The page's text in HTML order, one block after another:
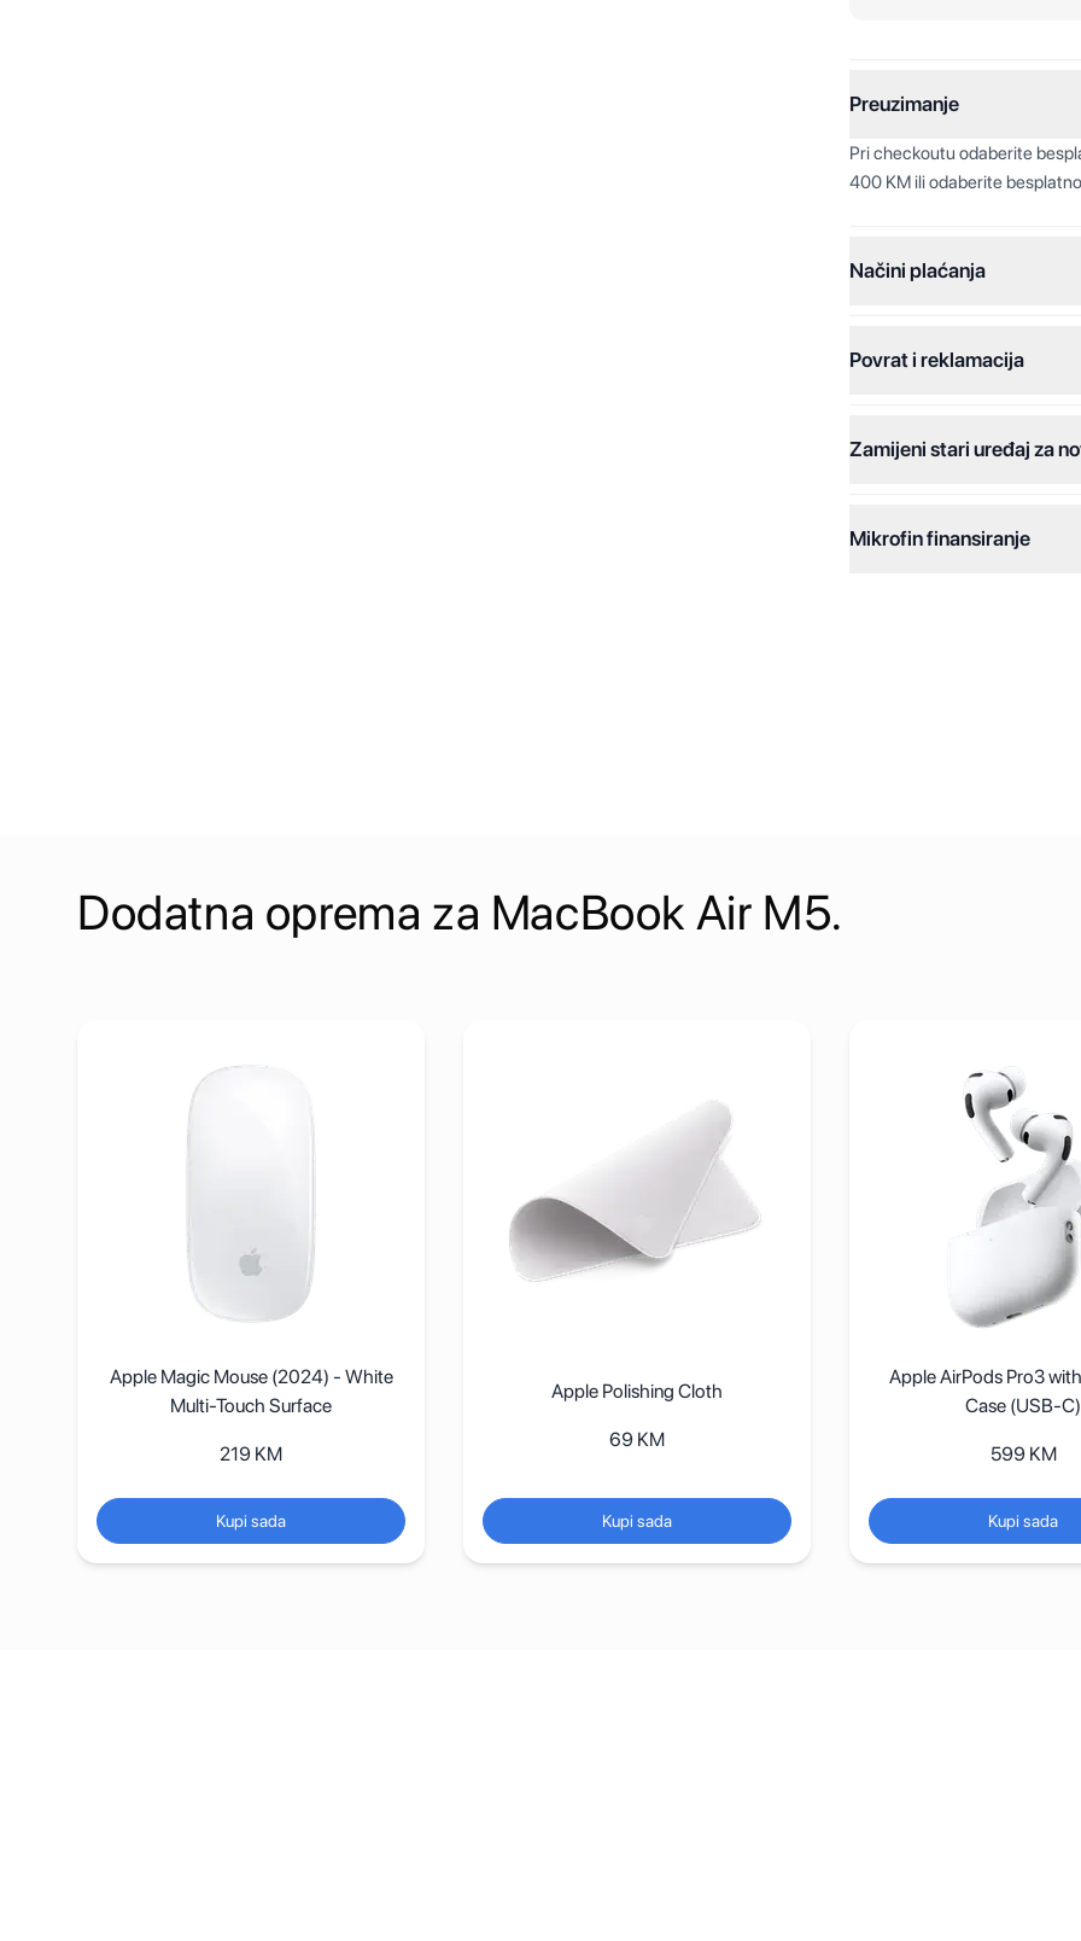
Preuzimanje
Pri checkoutu odaberite
400 KM ili odaberite
Načini plaćanja
Jednokratna plaćanja:
Dodatne opcije:
Online plaćanje na rate:
Povrat i reklamacija
Zamijeni stari uređaj za
Mikrofin finansiranje
Dodatna oprema za MacBook Air M5.
Apple Magic Mouse (2024) - White
Multi-Touch Surface
219 KM
Kupi sada
Apple Polishing Cloth
69 KM
Kupi sada
Apple AirPods Pro3
Case (USB-C)
599 KM
Kupi sada